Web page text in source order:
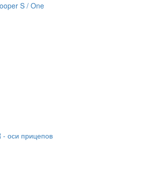
S / One
- оси прицепов